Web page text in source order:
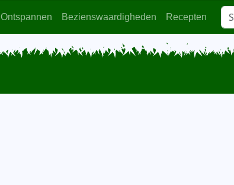
Ontspannen Bezienswaardigheden Recepten